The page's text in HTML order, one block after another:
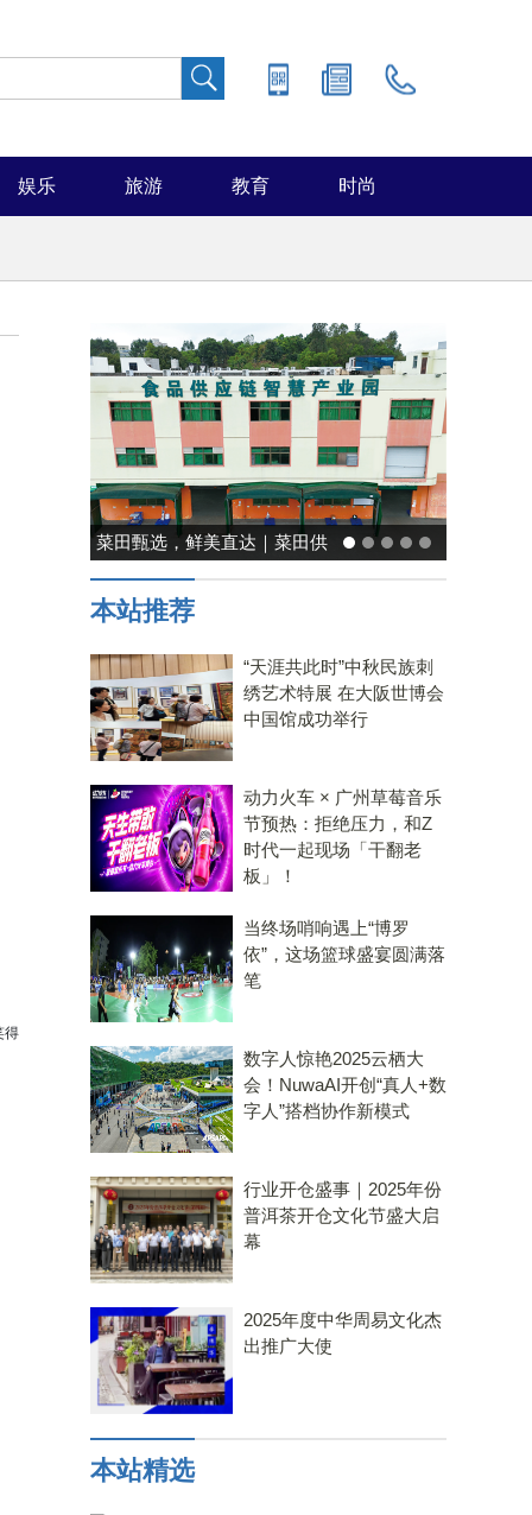
娱乐 旅游 教育 时尚
得
能率日式厨房美学：既要此刻
温馨，也要未来可期
本站推荐
“天涯共此时”中秋民族刺
绣艺术特展 在大阪世博会
中国馆成功举行
动力火车 × 广州草莓音乐
节预热：拒绝压力，和Z
时代一起现场「干翻老
板」！
当终场哨响遇上“博罗
依”，这场篮球盛宴圆满落
笔
数字人惊艳2025云栖大
会！NuwaAI开创“真人+数
字人”搭档协作新模式
行业开仓盛事｜2025年份
普洱茶开仓文化节盛大启
幕
2025年度中华周易文化杰
出推广大使
本站精选